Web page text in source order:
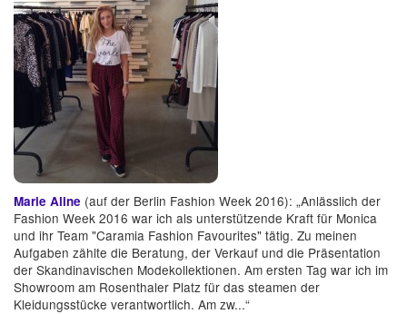
Marie Aline (auf der Berlin Fashion Week 2016): „Anlässlich der
Fashion Week 2016 war ich als unterstützende Kraft für Monica
und ihr Team "Caramia Fashion Favourites" tätig. Zu meinen
Aufgaben zählte die Beratung, der Verkauf und die Präsentation
der Skandinavischen Modekollektionen. Am ersten Tag war ich im
Showroom am Rosenthaler Platz für das steamen der
Kleidungsstücke verantwortlich. Am zw...“